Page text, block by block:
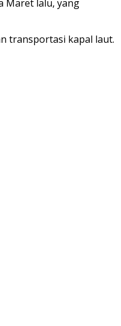
Maret lalu, yang
transportasi kapal laut.